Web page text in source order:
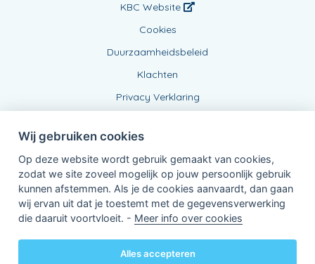
KBC Website
Cookies
Duurzaamheidsbeleid
Klachten
Privacy Verklaring
Verbonden Agent, BE0472698222
van KBC Verzekeringen nv
3000 Leuven - Belgie
BTW BE 0403.552.563 - RPR Leuven
Wij gebruiken cookies
Op deze website wordt gebruik gemaakt van cookies,
zodat we site zoveel mogelijk op jouw persoonlijk gebruik
kunnen afstemmen. Als je de cookies aanvaardt, dan gaan
wij ervan uit dat je toestemt met de gegevensverwerking
die daaruit voortvloeit. - Meer info over cookies
Alles accepteren